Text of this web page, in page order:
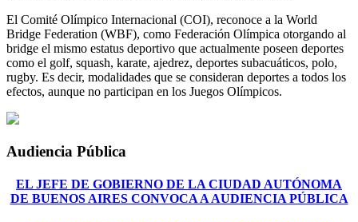
El Comité Olímpico Internacional (COI), reconoce a la World
Bridge Federation (WBF), como Federación Olímpica otorgando al
bridge el mismo estatus deportivo que actualmente poseen deportes
como el golf, squash, karate, ajedrez, deportes subacuáticos, polo,
rugby. Es decir, modalidades que se consideran deportes a todos los
efectos, aunque no participan en los Juegos Olímpicos.
Audiencia Pública
EL JEFE DE GOBIERNO DE LA CIUDAD AUTÓNOMA
DE BUENOS AIRES CONVOCA A AUDIENCIA PÚBLICA